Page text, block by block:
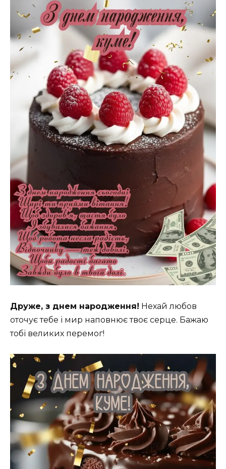
Друже, з днем народження! Нехай любов
оточує тебе і мир наповнює твоє серце. Бажаю
тобі великих перемог!